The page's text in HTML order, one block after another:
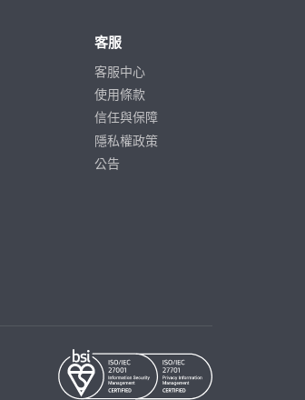
客服
客服中心
使用條款
信任與保障
隱私權政策
公告